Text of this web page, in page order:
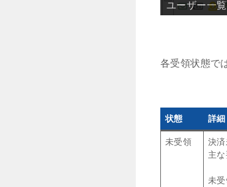
各受領状態で
状態 詳細
未受領
決済
主
未